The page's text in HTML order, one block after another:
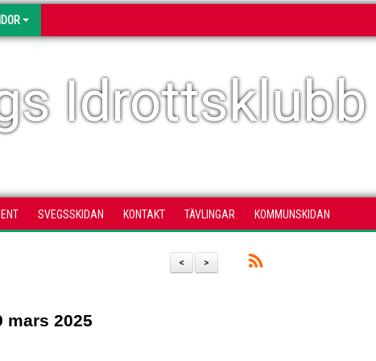
Idrottsklubb
SVEGSSKIDAN KONTAKT TÄVLINGAR KOMMUNSKIDAN
>
<
mars 2025